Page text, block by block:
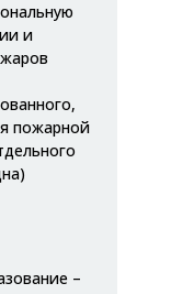
и
пожарной
–